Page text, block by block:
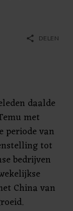
share DELEN
daalde
met
periode van
tot
bedrijven
China van